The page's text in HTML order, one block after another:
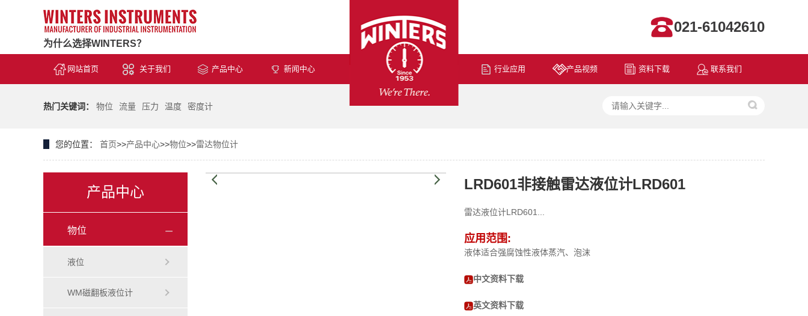
为什么选择WINTERS？
021-61042610
网站首页 关于我们 产品中心 新闻中心 行业应用 产品视频 资料下载 联系我们
热门关键词： 物位 流量 压力 温度 密度计
您的位置： 首页>>产品中心>>物位>>雷达物位计
产品中心
物位
液位
WM磁翻板液位计
LRD601非接触雷达液位计LRD601
雷达液位计LRD601...
应用范围:
液体适合强腐蚀性液体蒸汽、泡沫
中文资料下载
英文资料下载